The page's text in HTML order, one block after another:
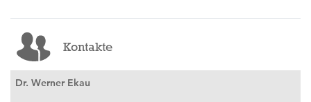
Kontakte
Dr. Werner Ekau